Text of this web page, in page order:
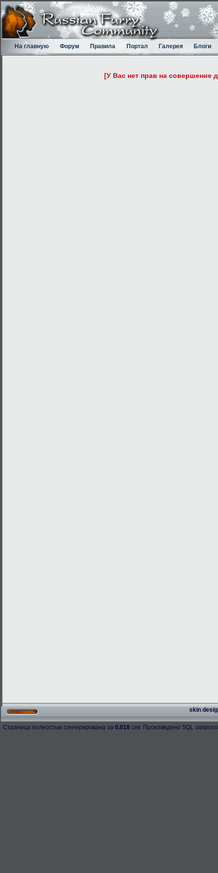
На главную Форум Правила Портал Галерея Блоги
[У Вас нет прав на совершение
skin
Страница полностью сгенерирована за 0.018 сек. Произведено SQL